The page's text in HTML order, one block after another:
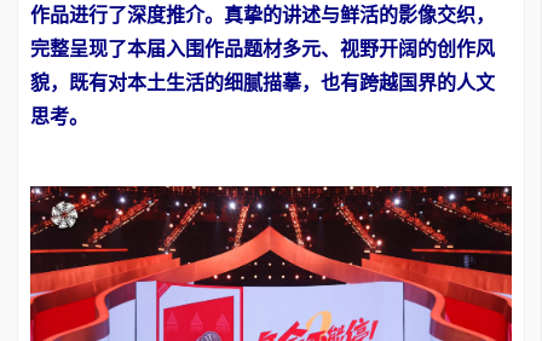
作品进行了深度推介。真挚的讲述与鲜活的影像交织，
完整呈现了本届入围作品题材多元、视野开阔的创作风
貌，既有对本土生活的细腻描摹，也有跨越国界的人文
思考。